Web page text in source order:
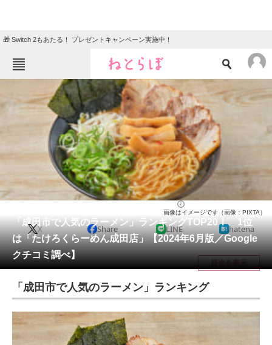
🎁 Switch 2もあたる！ プレゼントキャンペーン実施中！
ねとらぼメニュー
TOP ニュース
エンタメ クイズ
地域
教育・育児
動物 リサーチ
会員記事
メディア
注目記事を集めた総合ページ
ITの今と未来を見通す
スマホと通信の最新トレンド
「成田市で人気のラーメン」ランキングTOP20！ 1位
は「たけろくらーめん成田店」【2024年6月版／Google
クチコミ調べ】
画像はイメージです（画像：PIXTA）
X Share LINE hatena
目次を表示
「成田市で人気のラーメン」ランキング